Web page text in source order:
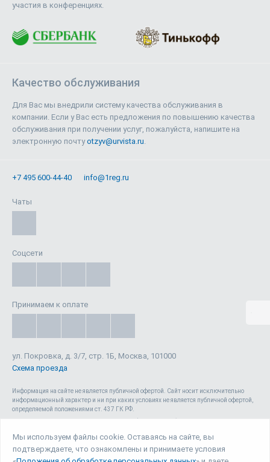
участия в конференциях.
Качество обслуживания
Для Вас мы внедрили систему качества обслуживания в
компании. Если у Вас есть предложения по повышению качества
обслуживания при получении услуг, пожалуйста, напишите на
электронную почтуotzyv@urvista.ru.
+7 495 600-44-40 info@1reg.ru
Чаты
Соцсети
Принимаем к оплате
ул. Покровка, д. 3/7, стр. 1Б, Москва, 101000
Схема проезда
Информация на сайте не является публичной офертой. Cайт носит исключительно
информационный характер и ни при каких условиях не является публичной офертой,
определяемой положениями ст. 437 ГК РФ.
(ОГРН: 1087746040140) , а также зарегистрирован в качестве СМИ. Запрещается
копирование (как для собственных нужд, так и с целью распространения) и любое
иное использование сайта, его элементов и материалов без письменного согласия
Мы используем файлы cookie. Оставаясь на сайте, вы
подтверждаете, что ознакомлены и принимаете условия